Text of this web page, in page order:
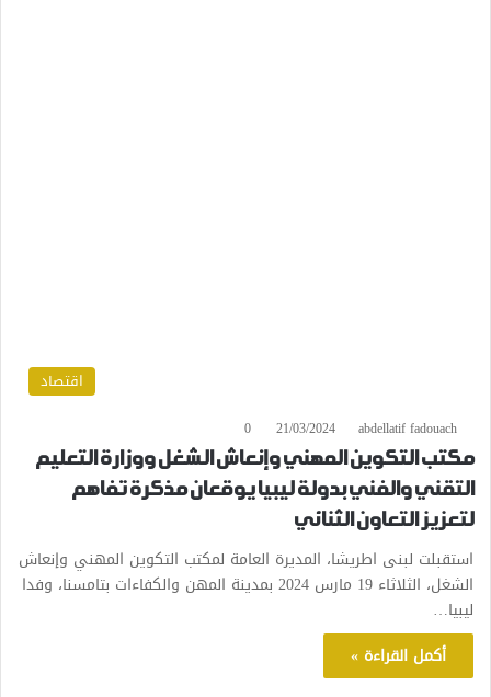
اقتصاد
abdellatif fadouach
21/03/2024
0
مكتب التكوين المهني وإنعاش الشغل ووزارة التعليم
التقني والفني بدولة ليبيا يوقعان مذكرة تفاهم
لتعزيز التعاون الثنائي
استقبلت لبنى اطريشا، المديرة العامة لمكتب التكوين المهني وإنعاش
الشغل، الثلاثاء 19 مارس 2024 بمدينة المهن والكفاءات بتامسنا، وفدا
ليبيا…
أكمل القراءة »